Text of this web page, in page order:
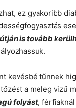
ez gyakoribb
is tovább
kevésbé tűnnek
a meleg vizű
folyást,